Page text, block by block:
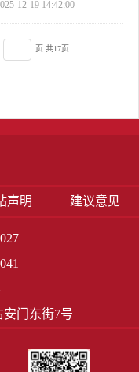
12-19 14:42:00
页 共17页
声明 建议意见
门东街7号